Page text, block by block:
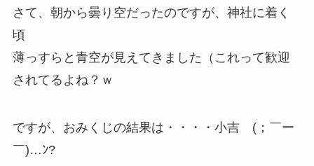
さて、朝から曇り空だったのですが、神社に着く
頃
薄っすらと青空が見えてきました（これって歓迎
されてるよね？ｗ
ですが、おみくじの結果は・・・・小吉 (；￣ー
￣)…ﾝ?